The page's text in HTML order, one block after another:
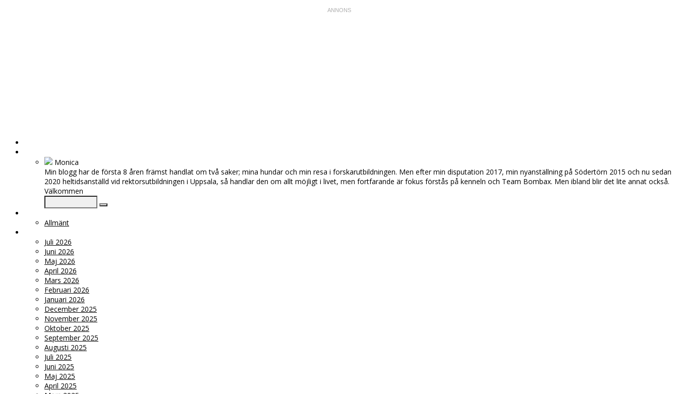
Monica
Min blogg har de första 8 åren främst handlat om två saker; mina hundar och min resa i forskarutbildningen. Men efter min disputation 2017, min nyanställning på Södertörn 2015 och nu sedan
2020 heltidsanställd vid rektorsutbildningen i Uppsala, så handlar den om allt möjligt i livet, men fortfarande är fokus förstås på kenneln och Team Bombax. Men ibland blir det lite annat också.
Välkommen
Allmänt
Juli 2026
Juni 2026
Maj 2026
April 2026
Mars 2026
Februari 2026
Januari 2026
December 2025
November 2025
Oktober 2025
September 2025
Augusti 2025
Juli 2025
Juni 2025
Maj 2025
April 2025